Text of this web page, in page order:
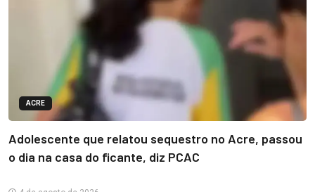
ACRE
Adolescente que relatou sequestro no Acre, passou
o dia na casa do ficante, diz PCAC